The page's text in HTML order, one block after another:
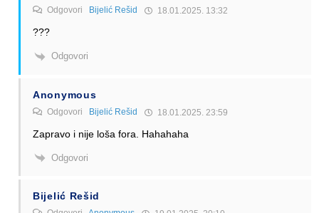
Odgovori Bijelić Rešid 18.01.2025. 13:32
???
Odgovori
Anonymous
Odgovori Bijelić Rešid 18.01.2025. 23:59
Zapravo i nije loša fora. Hahahaha
Odgovori
Bijelić Rešid